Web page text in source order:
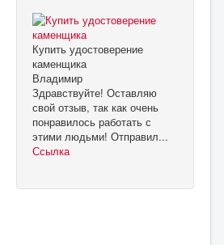
Купить удостоверение
каменщика
Владимир
Здравствуйте! Оставляю
свой отзыв, так как очень
понравилось работать с
этими людьми! Отправил...
Ссылка